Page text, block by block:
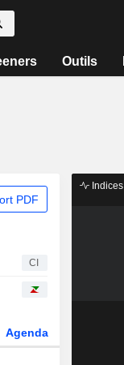
Outils
PDF
CI
Agenda
Indices